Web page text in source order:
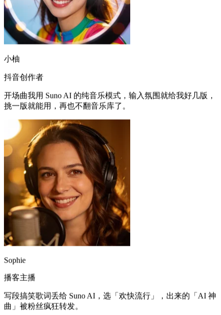
小柚
抖音创作者
开场曲我用 Suno AI 的纯音乐模式，输入氛围就给我好几版，
Sophie
播客主播
写段搞笑歌词丢给 Suno AI，选「欢快流行」，出来的「AI 神